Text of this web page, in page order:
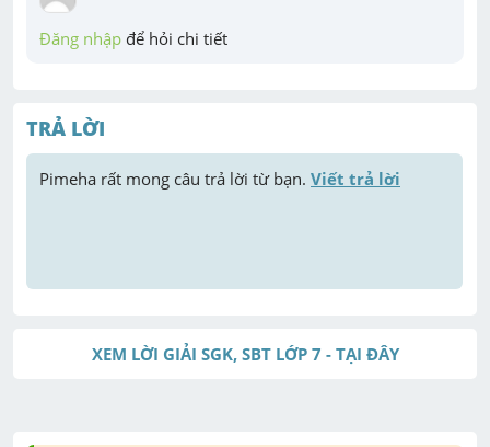
Đăng nhập để hỏi chi tiết
TRẢ LỜI
Pimeha rất mong câu trả lời từ bạn. Viết trả lời
XEM LỜI GIẢI SGK, SBT LỚP 7 - TẠI ĐÂY